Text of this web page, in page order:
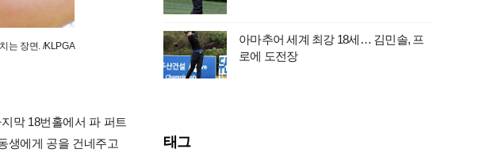
는 장면. /KLPGA
막 18번홀에서 파 퍼트
생에게 공을 건네주고
아마추어 세계 최강 18세… 김민솔, 프
로에 도전장
태그